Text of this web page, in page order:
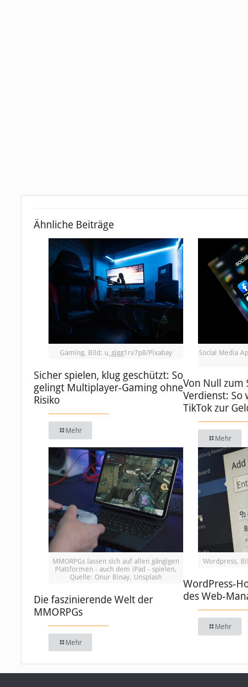
Ähnliche Beiträge
Gaming, Bild: u_gjgg1rv7p8/Pixabay
Sicher spielen, klug geschützt: So
gelingt Multiplayer-Gaming ohne
Risiko
Mehr
Social Media
Von Null zum
Verdienst: So
TikTok zur
Mehr
MMORPGs lassen sich auf allen gängigen
Plattformen - auch dem iPad - spielen,
Quelle: Onur Binay, Unsplash
Die faszinierende Welt der
MMORPGs
Mehr
Wordpress,
WordPress-
des Web-
Mehr